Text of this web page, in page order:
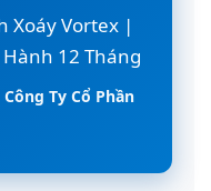
Xoáy Vortex |
12 Tháng
Công Ty Cổ Phần